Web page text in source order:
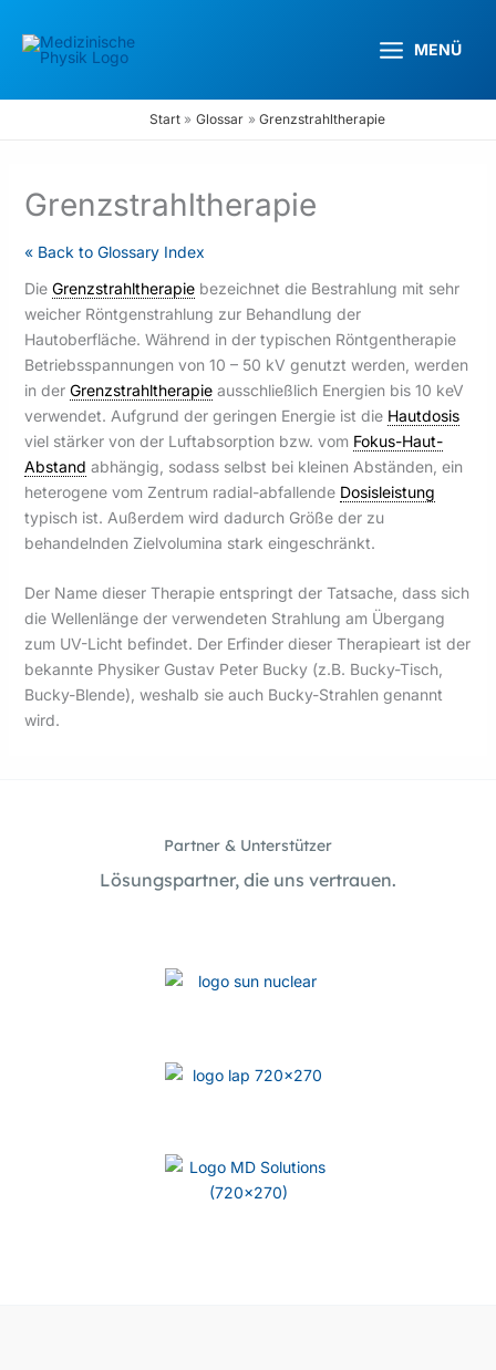
Inhalt
springen
MENÜ
Start Glossar Grenzstrahltherapie
Grenzstrahltherapie
« Back to Glossary Index
Die Grenzstrahltherapiebezeichnet die Bestrahlung mit sehr
weicher Röntgenstrahlung zur Behandlung der
Hautoberfläche. Während in der typischen Röntgentherapie
Betriebsspannungen von 10 – 50 kV genutzt werden, werden
in der Grenzstrahltherapieausschließlich Energien bis 10 keV
verwendet. Aufgrund der geringen Energie ist die Hautdosis
viel stärker von der Luftabsorption bzw. vom Fokus-Haut-
Abstand abhängig, sodass selbst bei kleinen Abständen, ein
heterogene vom Zentrum radial-abfallende Dosisleistung
typisch ist. Außerdem wird dadurch Größe der zu
behandelnden Zielvolumina stark eingeschränkt.
Der Name dieser Therapie entspringt der Tatsache, dass sich
die Wellenlänge der verwendeten Strahlung am Übergang
zum UV-Licht befindet. Der Erfinder dieser Therapieart ist der
bekannte Physiker Gustav Peter Bucky (z.B. Bucky-Tisch,
Bucky-Blende), weshalb sie auch Bucky-Strahlen genannt
wird.
Partner & Unterstützer
Lösungspartner, die uns vertrauen.